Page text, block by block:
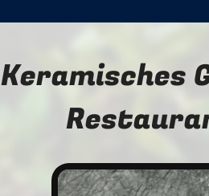
Keramisches